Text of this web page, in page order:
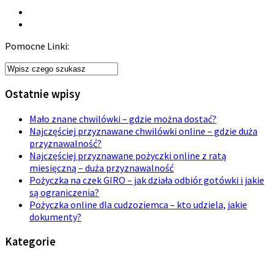
Pomocne Linki:
Ostatnie wpisy
Mało znane chwilówki – gdzie można dostać?
Najczęściej przyznawane chwilówki online – gdzie duża
przyznawalność?
Najczęściej przyznawane pożyczki online z ratą
miesięczną – duża przyznawalność
Pożyczka na czek GIRO – jak działa odbiór gotówki i jakie
są ograniczenia?
Pożyczka online dla cudzoziemca – kto udziela, jakie
dokumenty?
Kategorie